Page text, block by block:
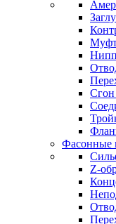
Фасонные
Z-